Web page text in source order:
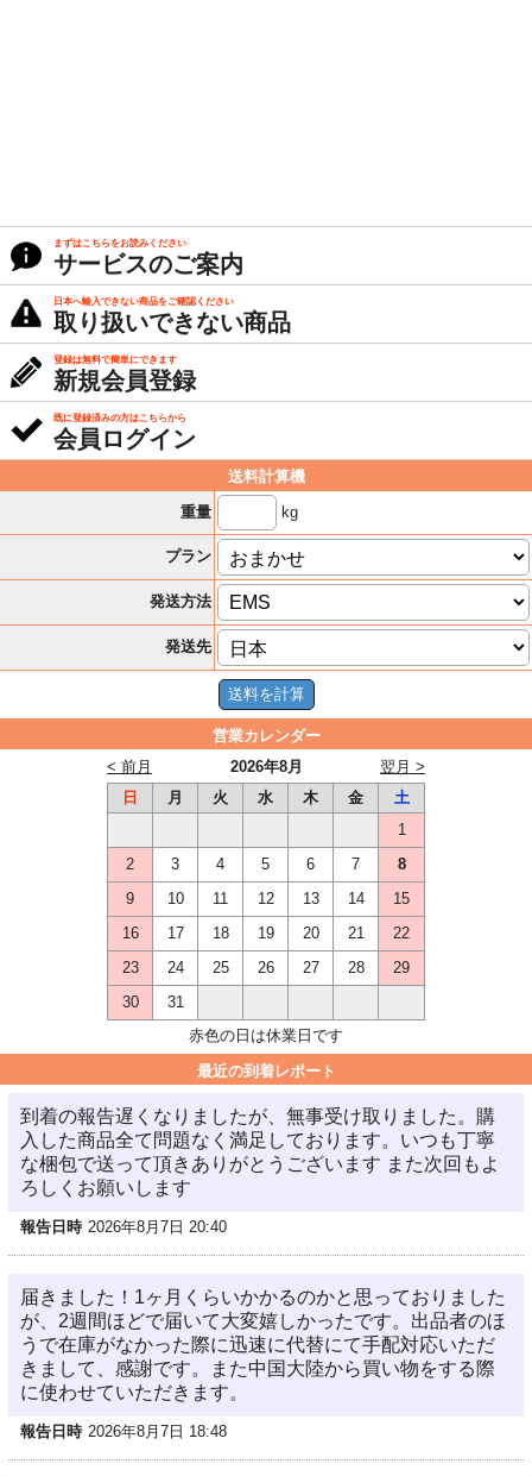
まずはこちらをお読みください
サービスのご案内
日本へ輸入できない商品をご確認ください
取り扱いできない商品
登録は無料で簡単にできます
新規会員登録
既に登録済みの方はこちらから
会員ログイン
送料計算機
重量
kg
プラン
発送方法
発送先
営業カレンダー
2026年8月
< 前月
翌月 >
日
月 火 水 木 金
土
1
2
3 4 5 6 7
8
9
10 11 12 13 14
15
16
17 18 19 20 21
22
23
24 25 26 27 28
29
30
31
赤色の日は休業日です
最近の到着レポート
到着の報告遅くなりましたが、無事受け取りました。購
入した商品全て問題なく満足しております。いつも丁寧
な梱包で送って頂きありがとうございます また次回もよ
ろしくお願いします
報告日時 2026年8月7日 20:40
届きました！1ヶ月くらいかかるのかと思っておりました
が、2週間ほどで届いて大変嬉しかったです。出品者のほ
うで在庫がなかった際に迅速に代替にて手配対応いただ
きまして、感謝です。また中国大陸から買い物をする際
に使わせていただきます。
報告日時 2026年8月7日 18:48